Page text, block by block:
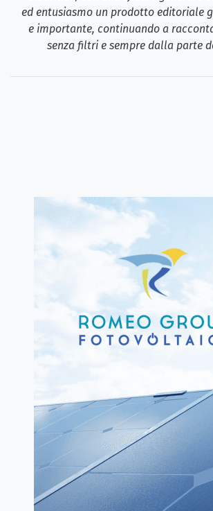
ed entusiasmo un prodotto editoriale
e importante, continuando a
senza filtri e sempre dalla parte